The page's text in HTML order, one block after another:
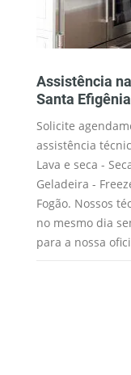
Assistência
Santa Efigênia
Solicite
assistência
Lava e seca -
Geladeira -
Fogão. Nossos
no mesmo dia
para a nossa